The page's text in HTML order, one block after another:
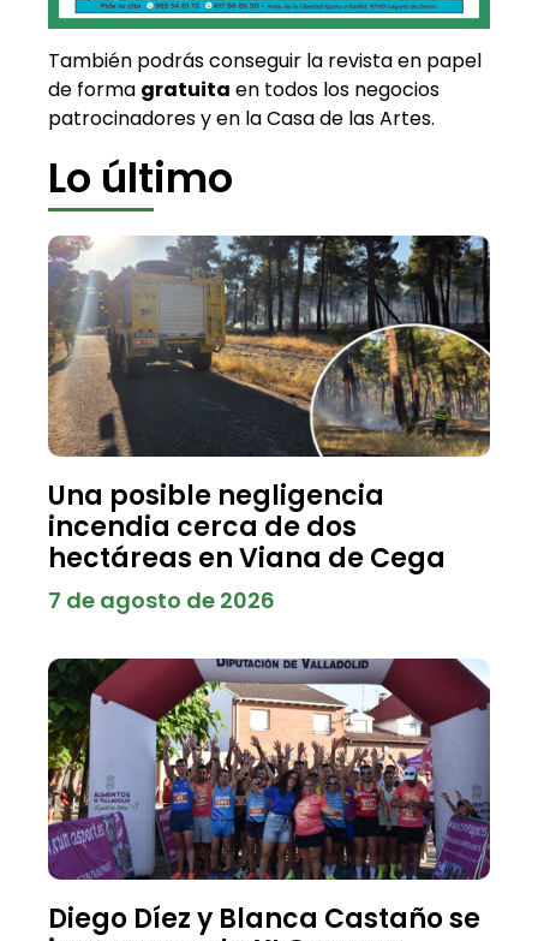
También podrás conseguir la revista en papel
de forma gratuita en todos los negocios
patrocinadores y en la Casa de las Artes.
Lo último
Una posible negligencia
incendia cerca de dos
hectáreas en Viana de Cega
7 de agosto de 2026
Diego Díez y Blanca Castaño se